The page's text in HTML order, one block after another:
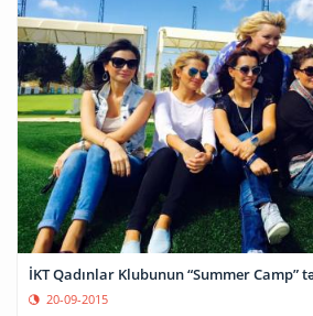
İKT Qadınlar Klubunun “Summer Camp”
20-09-2015